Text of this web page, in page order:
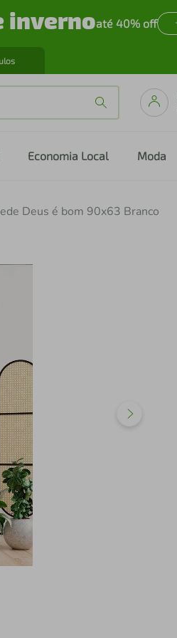
invernoaté 40% off
Economia Local Moda
Deus é bom 90x63 Branco